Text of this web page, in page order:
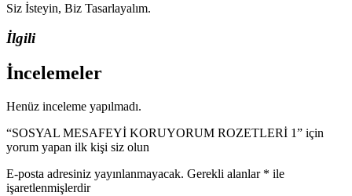
Siz İsteyin, Biz Tasarlayalım.
İlgili
İncelemeler
Henüz inceleme yapılmadı.
“SOSYAL MESAFEYİ KORUYORUM ROZETLERİ 1” için
yorum yapan ilk kişi siz olun
E-posta adresiniz yayınlanmayacak. Gerekli alanlar * ile
işaretlenmişlerdir